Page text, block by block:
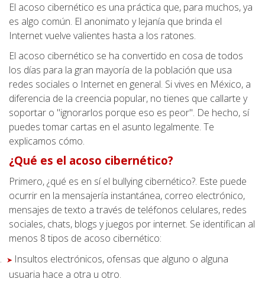
El acoso cibernético es una práctica que, para muchos, ya
es algo común. El anonimato y lejanía que brinda el
Internet vuelve valientes hasta a los ratones.
El acoso cibernético se ha convertido en cosa de todos
los días para la gran mayoría de la población que usa
redes sociales o Internet en general. Si vives en México, a
diferencia de la creencia popular, no tienes que callarte y
soportar o "ignorarlos porque eso es peor". De hecho, sí
puedes tomar cartas en el asunto legalmente. Te
explicamos cómo.
¿Qué es el acoso cibernético?
Primero, ¿qué es en sí el bullying cibernético?. Este puede
ocurrir en la mensajería instantánea, correo electrónico,
mensajes de texto a través de teléfonos celulares, redes
sociales, chats, blogs y juegos por internet. Se identifican al
menos 8 tipos de acoso cibernético:
➤ Insultos electrónicos, ofensas que alguno o alguna
usuaria hace a otra u otro.